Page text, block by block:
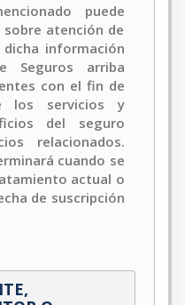
puede
atención de
dicha información
Seguros arriba
con el fin de
los servicios y
del seguro
relacionados.
cuando se
actual o
de suscripción